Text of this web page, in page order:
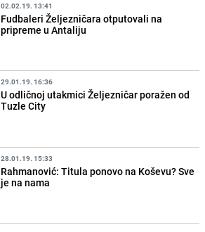
02.02.19. 13:41
Fudbaleri Željezničara otputovali na
pripreme u Antaliju
29.01.19. 16:36
U odličnoj utakmici Željezničar poražen od
Tuzle City
28.01.19. 15:33
Rahmanović: Titula ponovo na Koševu? Sve
je na nama